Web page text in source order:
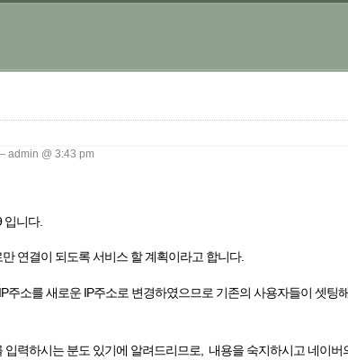
admin @ 3:43 pm
입니다.
연결이 되도록 서비스 할 계획이라고 합니다.
소를 새로운 IP주소로 변경하였으므로 기존의 사용자들이 셋팅
력하시는 분도 있기에 알려드리므로, 내용을 숙지하시고 네이버